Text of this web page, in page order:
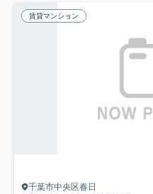
賃貸マンション
千葉市中央区春日